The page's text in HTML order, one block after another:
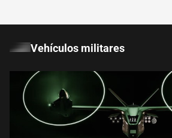
Vehículos militares